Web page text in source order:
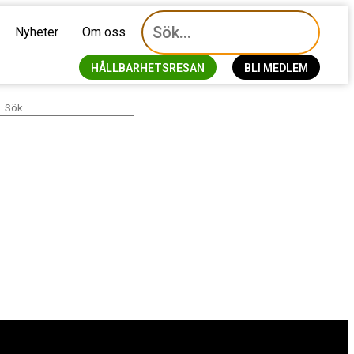
Nyheter Om oss
HÅLLBARHETSRESAN BLI MEDLEM